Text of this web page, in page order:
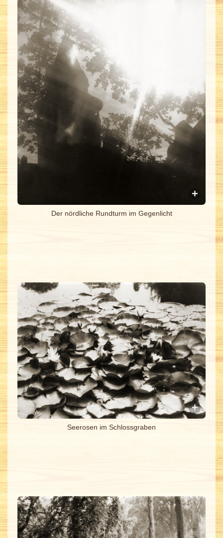
Der nördliche Rundturm im Gegenlicht
Seerosen im Schlossgraben